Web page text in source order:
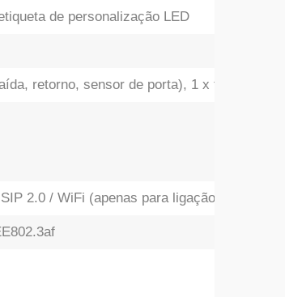
de personalização LED
retorno, sensor de porta), 1 x tamper
2.0 / WiFi (apenas para ligação à